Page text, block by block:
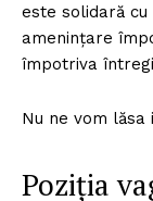
este solidară cu
amenințare
împotriva
Nu ne vom lăsa
Poziția